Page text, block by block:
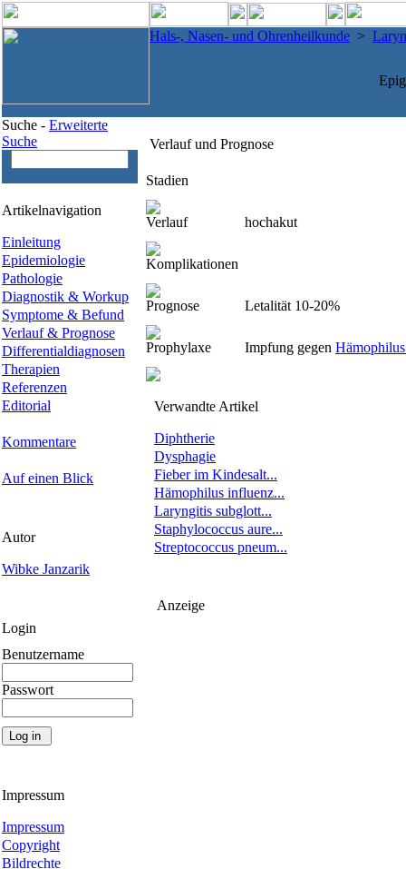
Hals-, Nasen- und Ohrenheilkunde >
Suche - Erweiterte
Suche
Artikelnavigation
Einleitung
Epidemiologie
Pathologie
Diagnostik & Workup
Symptome & Befund
Verlauf & Prognose
Differentialdiagnosen
Therapien
Referenzen
Editorial
Kommentare
Auf einen Blick
Autor
Wibke Janzarik
Login
Benutzername
Passwort
Impressum
Impressum
Copyright
Bildrechte
Verlauf und Prognose
Stadien
Verlauf hochakut
Komplikationen
Prognose Letalität 10-20%
Prophylaxe Impfung gegen
Verwandte Artikel
Diphtherie
Dysphagie
Fieber im Kindesalt...
Hämophilus influenz...
Laryngitis subglott...
Staphylococcus aure...
Streptococcus pneum...
Anzeige